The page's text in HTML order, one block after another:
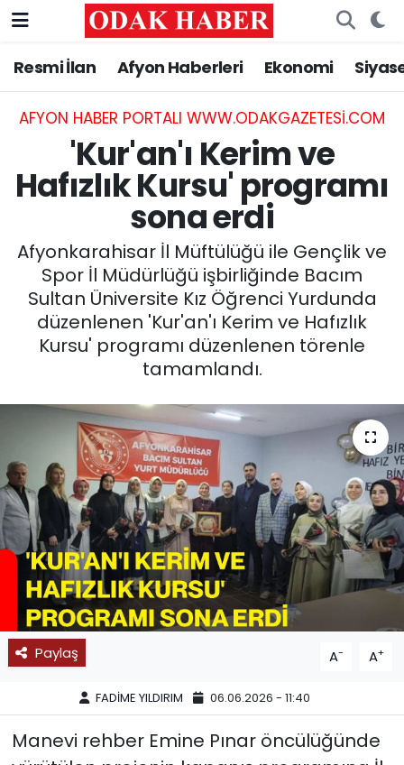
Resmi İlan Afyon Haberleri Ekonomi
AFYON HABER PORTALI WWW.ODAKGAZETESI.COM
'Kur'an'ı Kerim ve
Hafızlık Kursu' programı
sona erdi
Afyonkarahisar İl Müftülüğü ile Gençlik ve
Spor İl Müdürlüğü işbirliğinde Bacım
Sultan Üniversite Kız Öğrenci Yurdunda
düzenlenen 'Kur'an'ı Kerim ve Hafızlık
Kursu' programı düzenlenen törenle
tamamlandı.
Paylaş A- A+
FADİME YILDIRIM 06.06.2026 - 11:40
Manevi rehber Emine Pınar öncülüğünde
AFYONKARAHİSAR HABERLERİ
Resmi İlan
ASAYİŞ
SİYASET
EĞİTİM
MAGAZİN
SPOR
11:11 MANŞET
Nöbetçi Eczaneler
Hava Durumu
Trafik Durumu
Süper Lig Puan Durumu ve Fikstür
Tüm Manşetler
Son Dakika Haberleri
Haber Arşivi